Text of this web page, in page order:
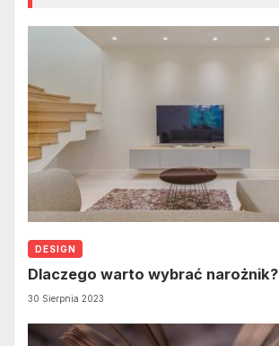
DESIGN
Dlaczego warto wybrać narożnik?
30 Sierpnia 2023